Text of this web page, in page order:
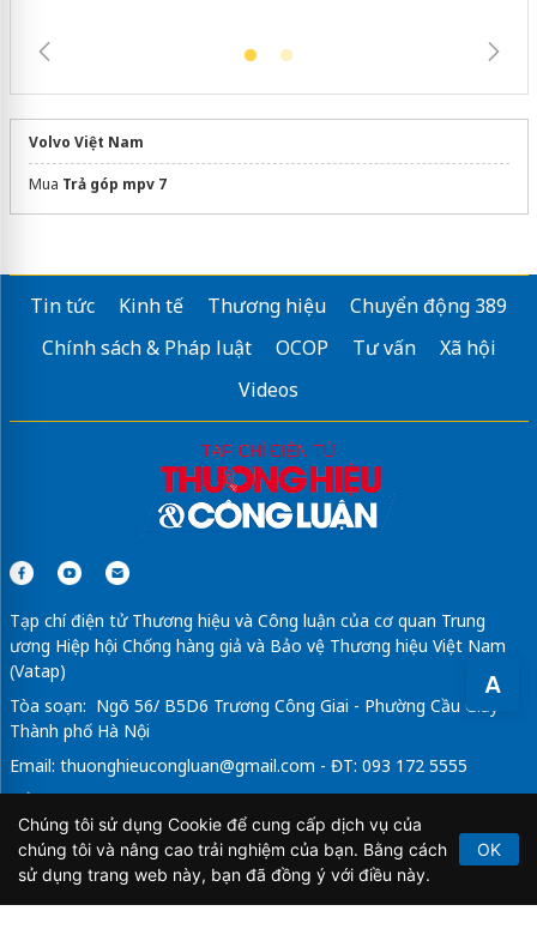
A
Volvo Việt Nam
Mua Trả góp mpv 7
Tin tức Kinh tế Thương hiệu
Chuyển động 389
Chính sách & Pháp luật
OCOP Tư vấn
Xã hội
Videos
Tạp chí điện tử Thương hiệu và Công luận của cơ quan Trung
ương Hiệp hội Chống hàng giả và Bảo vệ Thương hiệu Việt Nam
(Vatap)
Tòa soạn: Ngõ 56/ B5D6 Trương Công Giai - Phường Cầu Giấy -
Thành phố Hà Nội
Email: thuonghieucongluan@gmail.com - ĐT: 093 172 5555
Tổng Biên Tập: Vũ Đức Thuận
Giấy phép hoạt động báo chí điện tử số 64/GP-BTTTT do Bộ
Thông tin và Truyền thông cấp ngày 21/2/2020.
Chúng tôi sử dụng Cookie để cung cấp dịch vụ của
chúng tôi và nâng cao trải nghiệm của bạn. Bằng cách
sử dụng trang web này, bạn đã đồng ý với điều này.
OK